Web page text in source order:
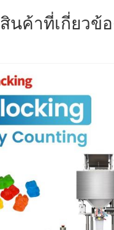
สินค้าที่เกี่ยวข้อ